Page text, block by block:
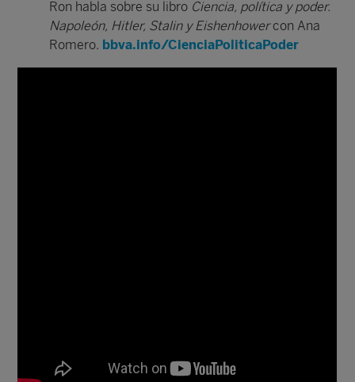
Ron habla sobre su libro Ciencia, política y poder.
Napoleón, Hitler, Stalin y Eishenhowercon Ana
Romero. bbva.info/CienciaPoliticaPoder